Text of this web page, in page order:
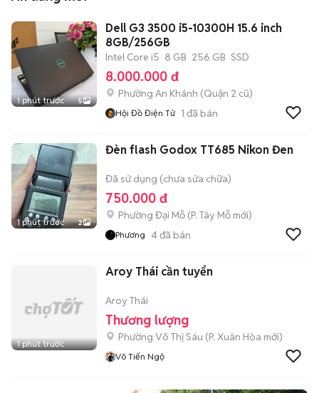
1 phút trước 5
Dell G3 3500 i5-10300H 15.6 inch
8GB/256GB
Intel Core i5 8 GB 256 GB SSD
8.000.000 đ
Phường An Khánh (Quận 2 cũ)
Hội Đồ Điện Tử 1 đã bán
1 phút trước 2
Đèn flash Godox TT685 Nikon Đen
Đã sử dụng (chưa sửa chữa)
750.000 đ
Phường Đại Mỗ (P. Tây Mỗ mới)
Phương 4đã bán
1 phút trước
Aroy Thái cần tuyển
Aroy Thái
Thương lượng
Phường Võ Thị Sáu (P. Xuân Hòa mới)
Võ Tiến Ngộ